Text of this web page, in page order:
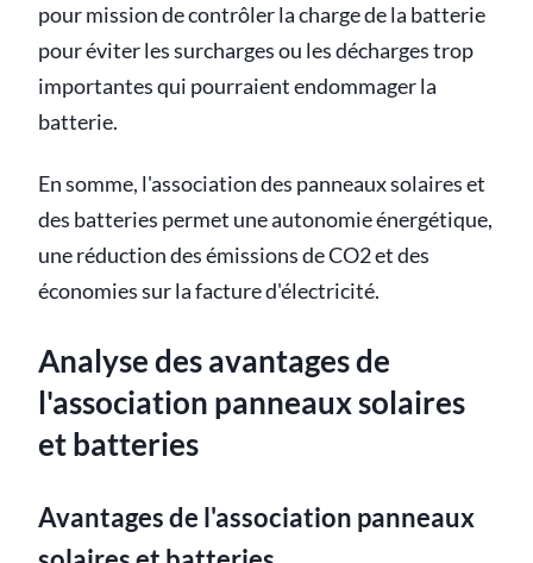
pour mission de contrôler la charge de la batterie
pour éviter les surcharges ou les décharges trop
importantes qui pourraient endommager la
batterie.
En somme, l'association des panneaux solaires et
des batteries permet une autonomie énergétique,
une réduction des émissions de CO2 et des
économies sur la facture d'électricité.
Analyse des avantages de
l'association panneaux solaires
et batteries
Avantages de l'association panneaux